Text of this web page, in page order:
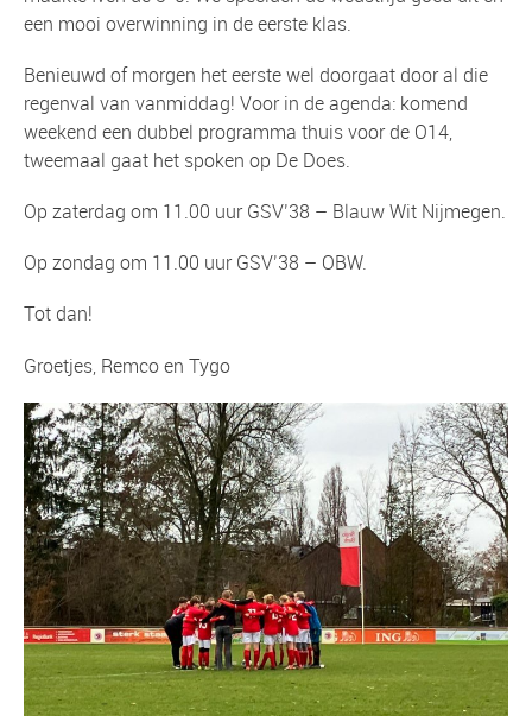
een mooi overwinning in de eerste klas.
Benieuwd of morgen het eerste wel doorgaat door al die
regenval van vanmiddag! Voor in de agenda: komend
weekend een dubbel programma thuis voor de O14,
tweemaal gaat het spoken op De Does.
Op zaterdag om 11.00 uur GSV’38 – Blauw Wit Nijmegen.
Op zondag om 11.00 uur GSV’38 – OBW.
Tot dan!
Groetjes, Remco en Tygo